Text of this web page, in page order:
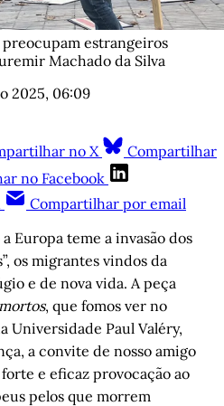
preocupam estrangeiros
Machado da Silva
2025, 06:09
no X
Compartilhar
no Facebook
Compartilhar por email
Europa teme a invasão dos
os migrantes vindos da
e de nova vida. A peça
, que fomos ver no
Universidade Paul Valéry,
a convite de nosso amigo
e eficaz provocação ao
pelos que morrem